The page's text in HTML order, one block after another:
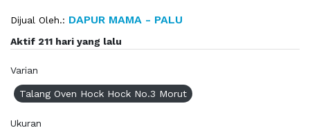
Dijual Oleh.: DAPUR MAMA - PALU
Aktif 211 hari yang lalu
Varian
Talang Oven Hock Hock No.3 Morut
Ukuran